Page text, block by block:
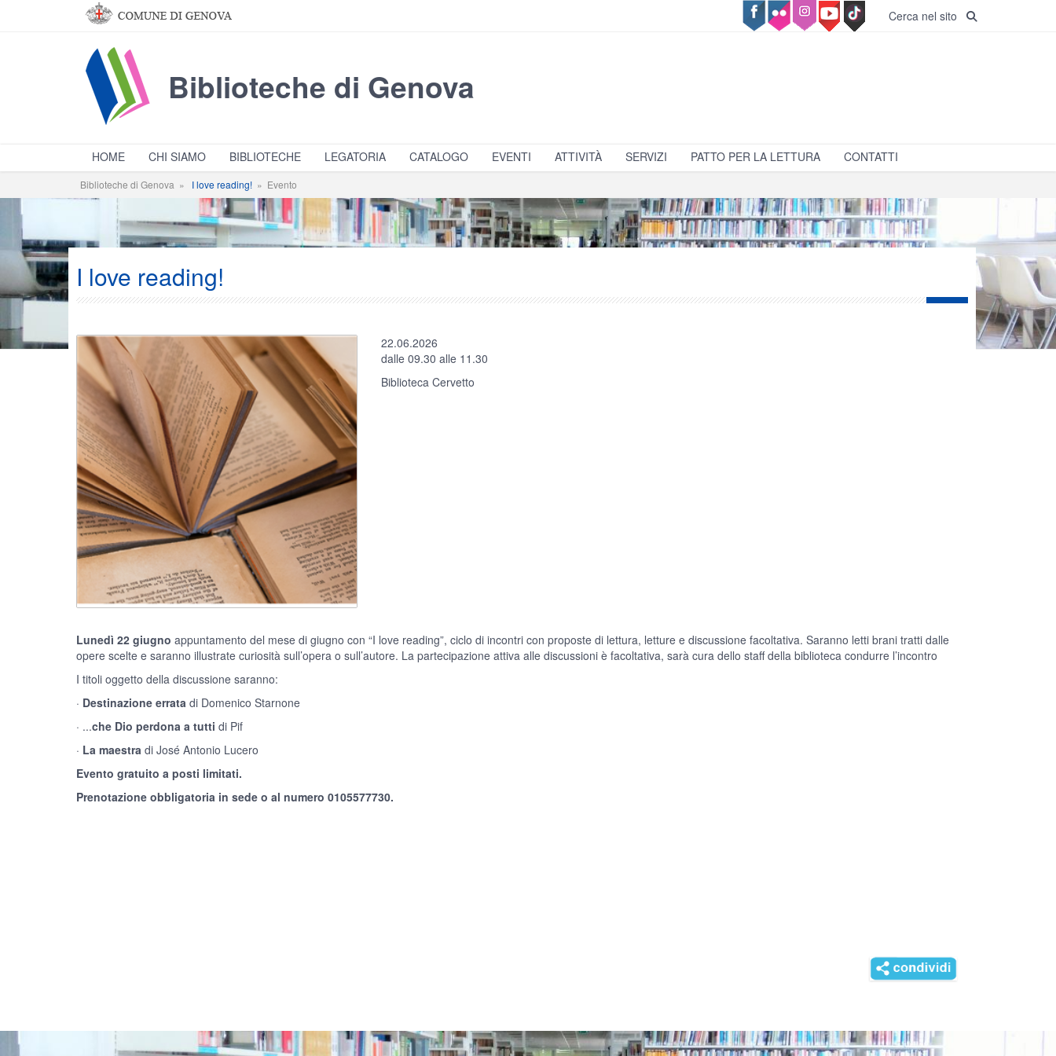
Salta al contenuto principale Cerca nel sito
Biblioteche di Genova
HOME CHI SIAMO BIBLIOTECHE LEGATORIA CATALOGO EVENTI ATTIVITÀ SERVIZI PATTO PER LA LETTURA CONTATTI
Biblioteche di Genova » I love reading! » Evento
I love reading!
22.06.2026
dalle 09.30 alle 11.30
Biblioteca Cervetto
Lunedì 22 giugno appuntamento del mese di giugno con “I love reading”, ciclo di incontri con proposte di lettura, letture e discussione facoltativa. Saranno letti brani tratti dalle
opere scelte e saranno illustrate curiosità sull’opera o sull’autore. La partecipazione attiva alle discussioni è facoltativa, sarà cura dello staff della biblioteca condurre l’incontro
I titoli oggetto della discussione saranno:
· Destinazione errata di Domenico Starnone
· ...che Dio perdona a tutti di Pif
· La maestra di José Antonio Lucero
Evento gratuito a posti limitati.
Prenotazione obbligatoria in sede o al numero 0105577730.